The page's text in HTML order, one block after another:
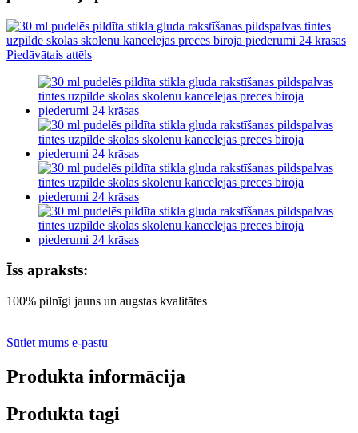
Īss apraksts:
100% pilnīgi jauns un augstas kvalitātes
Sūtiet mums e-pastu
Produkta informācija
Produkta tagi